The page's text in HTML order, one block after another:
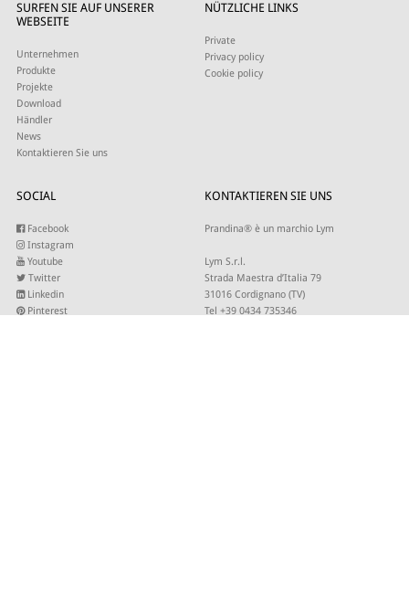
SURFEN SIE AUF UNSERER
WEBSEITE
Unternehmen
Produkte
Projekte
Download
Händler
News
Kontaktieren Sie uns
NÜTZLICHE LINKS
Private
Privacy policy
Cookie policy
SOCIAL
Facebook
Instagram
Youtube
Twitter
Linkedin
Pinterest
KONTAKTIEREN SIE UNS
Prandina® è un marchio Lym
Lym S.r.l.
Strada Maestra d’Italia 79
31016 Cordignano (TV)
Tel +39 0434 735346